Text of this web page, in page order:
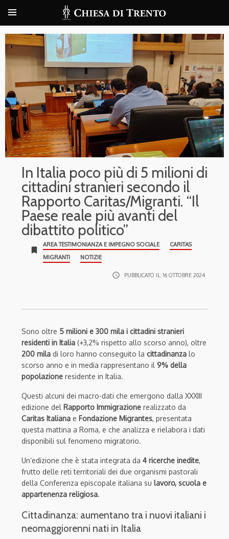
In Italia poco più di 5 milioni di
cittadini stranieri secondo il
Rapporto Caritas/Migranti. “Il
Paese reale più avanti del
dibattito politico”
bookmark
AREA TESTIMONIANZA E IMPEGNO SOCIALE
CARITAS
MIGRANTI
NOTIZIE
access_time PUBBLICATO IL: 16 OTTOBRE 2024
Sono oltre 5 milioni e 300 mila i cittadini stranieri
residenti in Italia (+3,2% rispetto allo scorso anno), oltre
200 mila di loro hanno conseguito la cittadinanza lo
scorso anno e in media rappresentano il 9% della
popolazione residente in Italia.
Questi alcuni dei macro-dati che emergono dalla XXXIII
edizione del Rapporto Immigrazione realizzato da
Caritas Italiana e Fondazione Migrantes, presentata
questa mattina a Roma, e che analizza e rielabora i dati
disponibili sul fenomeno migratorio.
Un’edizione che è stata integrata da 4 ricerche inedite,
frutto delle reti territoriali dei due organismi pastorali
della Conferenza episcopale italiana su lavoro, scuola e
appartenenza religiosa.
Cittadinanza: aumentano tra i nuovi italiani i
neomaggiorenni nati in Italia